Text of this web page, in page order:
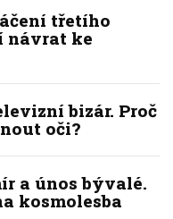
třetího
návrat ke
bizár. Proč
oči?
a únos bývalé.
kosmolesba